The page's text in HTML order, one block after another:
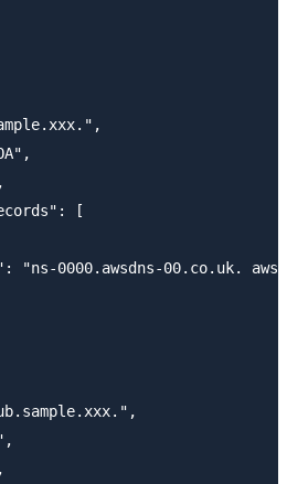
[
"ns-0000.awsdns-00.co.uk.